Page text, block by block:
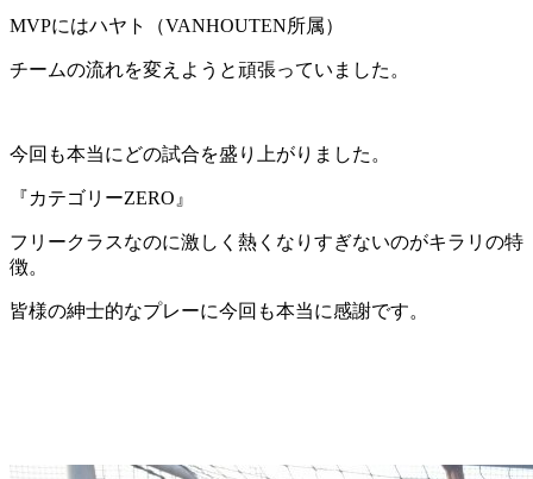
MVPにはハヤト（VANHOUTEN所属）
チームの流れを変えようと頑張っていました。
今回も本当にどの試合を盛り上がりました。
『カテゴリーZERO』
フリークラスなのに激しく熱くなりすぎないのがキラリの特
徴。
皆様の紳士的なプレーに今回も本当に感謝です。